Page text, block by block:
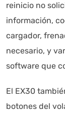
reinicio no
información,
cargador,
necesario, y
software que
El EX30
botones del